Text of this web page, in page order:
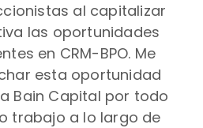
al capitalizar
las oportunidades
en CRM-BPO. Me
esta oportunidad
Bain Capital por todo
trabajo a lo largo de